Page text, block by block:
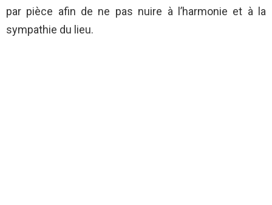
par pièce afin de ne pas nuire à l’harmonie et à la
sympathie du lieu.